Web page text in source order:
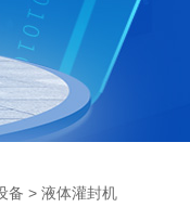
备 > 液体灌封机